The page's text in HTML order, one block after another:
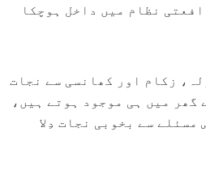
نظام میں داخل ہوچکا
زکام اور کھانسی سے نجات
گھر میں ہی موجود ہوتے ہیں،
سے بخوبی نجات دِلا